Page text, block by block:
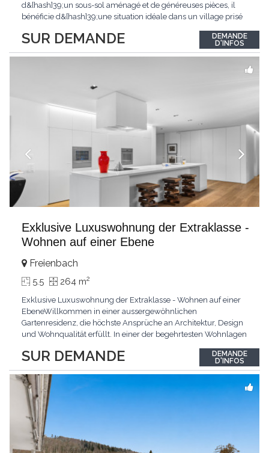
SUR DEMANDE
d&[hash]39;un sous-sol aménagé et de généreuses pièces, il
bénéficie d&[hash]39;une situation idéale dans un village prisé
luminosité hors du commun tout au long de la journée.Points
forts:4 grandes chambresUn...
DEMANDE
D'INFOS
Exklusive Luxuswohnung der Extraklasse -
Wohnen auf einer Ebene
SUR DEMANDE
Freienbach
5.5 264 m2
Exklusive Luxuswohnung der Extraklasse - Wohnen auf einer
EbeneWillkommen in einer aussergewöhnlichen
Gartenresidenz, die höchste Ansprüche an Architektur, Design
und Wohnqualität erfüllt. In einer der begehrtesten Wohnlagen
exklusives Zuhause mit über 230 m² Wohnfläche, das
Grosszügigkeit, Privatsphäre und zeitlose Eleganz auf
einzigartige
DEMANDE
D'INFOS